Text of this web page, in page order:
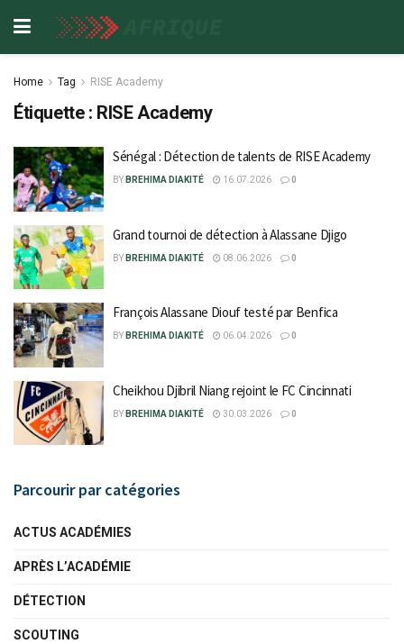
Home Tag RISE Academy
Étiquette : RISE Academy
Sénégal : Détection de talents de RISE Academy
BY BREHIMA DIAKITÉ 16.07.2026 0
Grand tournoi de détection à Alassane Djigo
BY BREHIMA DIAKITÉ 08.06.2026 0
François Alassane Diouf testé par Benfica
BY BREHIMA DIAKITÉ 06.04.2026 0
Cheikhou Djibril Niang rejoint le FC Cincinnati
BY BREHIMA DIAKITÉ 30.03.2026 0
Parcourir par catégories
ACTUS ACADÉMIES
APRÈS L’ACADÉMIE
DÉTECTION
SCOUTING